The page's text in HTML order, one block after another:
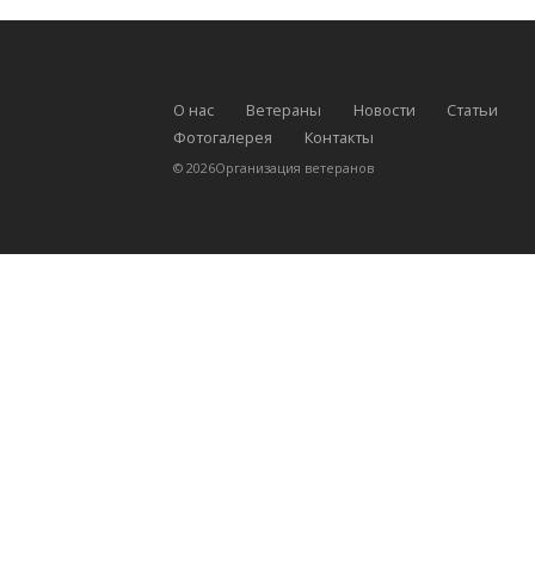
О нас Ветераны Новости
Статьи
Фотогалерея
Контакты
© 2026Организация ветеранов